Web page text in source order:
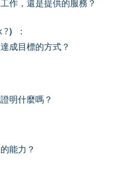
作，還是提供的服務？
?）
：
成目標的方式？
明什麼嗎？
能力？